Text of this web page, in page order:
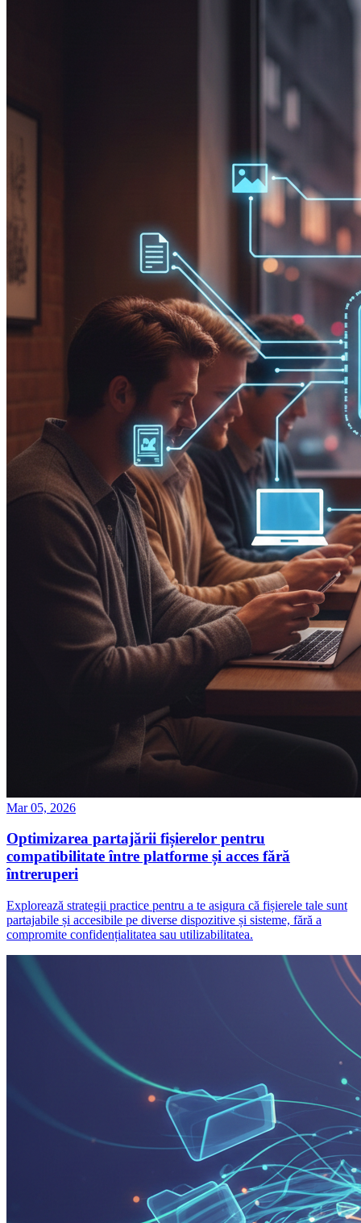
Mar 05, 2026
Optimizarea partajării fișierelor pentru
compatibilitate între platforme și acces fără
întreruperi
Explorează strategii practice pentru a te asigura că fișierele tale sunt
partajabile și accesibile pe diverse dispozitive și sisteme, fără a
compromite confidențialitatea sau utilizabilitatea.